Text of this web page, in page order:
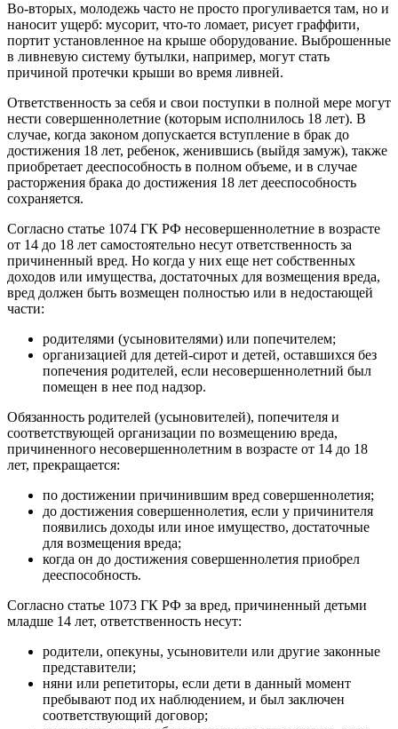
Во-вторых, молодежь часто не просто прогуливается там, но и
наносит ущерб: мусорит, что-то ломает, рисует граффити,
портит установленное на крыше оборудование. Выброшенные
в ливневую систему бутылки, например, могут стать
причиной протечки крыши во время ливней.
Ответственность за себя и свои поступки в полной мере могут
нести совершеннолетние (которым исполнилось 18 лет). В
случае, когда законом допускается вступление в брак до
достижения 18 лет, ребенок, женившись (выйдя замуж), также
приобретает дееспособность в полном объеме, и в случае
расторжения брака до достижения 18 лет дееспособность
сохраняется.
Согласно статье 1074 ГК РФ несовершеннолетние в возрасте
от 14 до 18 лет самостоятельно несут ответственность за
причиненный вред. Но когда у них еще нет собственных
доходов или имущества, достаточных для возмещения вреда,
вред должен быть возмещен полностью или в недостающей
части:
родителями (усыновителями) или попечителем;
организацией для детей-сирот и детей, оставшихся без
попечения родителей, если несовершеннолетний был
помещен в нее под надзор.
Обязанность родителей (усыновителей), попечителя и
соответствующей организации по возмещению вреда,
причиненного несовершеннолетним в возрасте от 14 до 18
лет, прекращается:
по достижении причинившим вред совершеннолетия;
до достижения совершеннолетия, если у причинителя
появились доходы или иное имущество, достаточные
для возмещения вреда;
когда он до достижения совершеннолетия приобрел
дееспособность.
Согласно статье 1073 ГК РФ за вред, причиненный детьми
младше 14 лет, ответственность несут:
родители, опекуны, усыновители или другие законные
представители;
няни или репетиторы, если дети в данный момент
пребывают под их наблюдением, и был заключен
соответствующий договор;